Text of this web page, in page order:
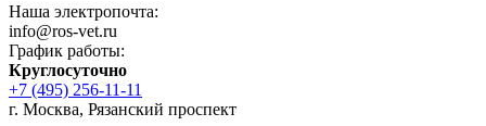
Наша электропочта:
info@ros-vet.ru
График работы:
Круглосуточно
+7 (495) 256-11-11
г. Москва, Рязанский проспект